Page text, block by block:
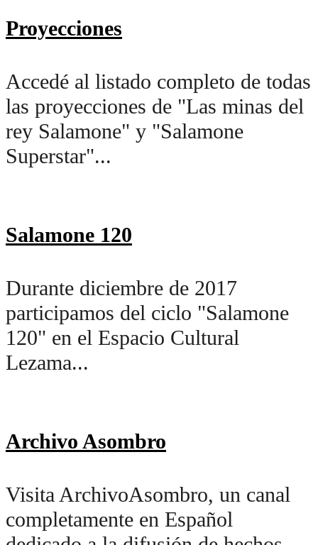
Proyecciones
Accedé al listado completo de todas
las proyecciones de "Las minas del
rey Salamone" y "Salamone
Superstar"...
Salamone 120
Durante diciembre de 2017
participamos del ciclo "Salamone
120" en el Espacio Cultural
Lezama...
Archivo Asombro
Visita ArchivoAsombro, un canal
completamente en Español